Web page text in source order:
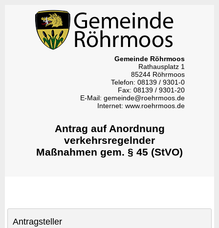
Gemeinde Röhrmoos
Rathausplatz 1
85244 Röhrmoos
Telefon: 08139 / 9301-0
Fax: 08139 / 9301-20
E-Mail: gemeinde@roehrmoos.de
Internet: www.roehrmoos.de
Antrag auf Anordnung
verkehrsregelnder
Maßnahmen gem. § 45 (StVO)
Antragsteller